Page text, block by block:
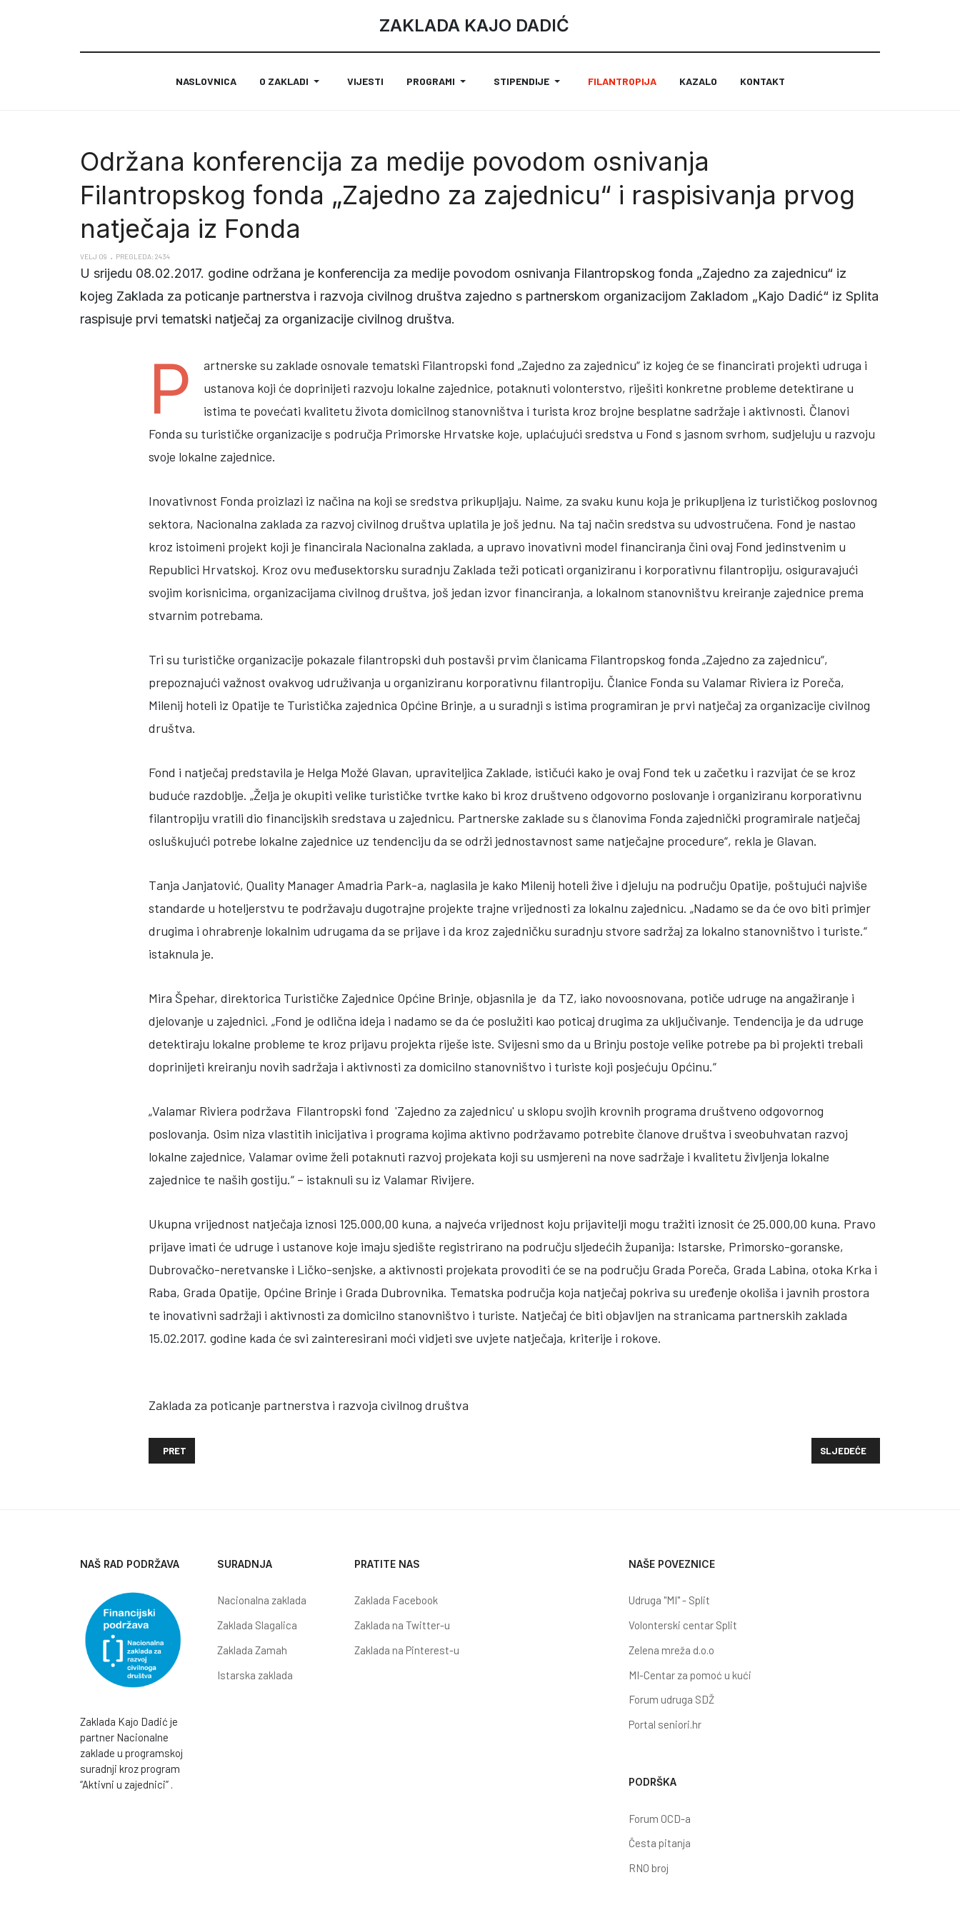
ZAKLADA KAJO DADIĆ
NASLOVNICA O ZAKLADI VIJESTI PROGRAMI STIPENDIJE FILANTROPIJA KAZALO KONTAKT
Održana konferencija za medije povodom osnivanja
Filantropskog fonda „Zajedno za zajednicu“ i raspisivanja prvog
natječaja iz Fonda
VELJ 09 PREGLEDA: 2434
U srijedu 08.02.2017. godine održana je konferencija za medije povodom osnivanja Filantropskog fonda „Zajedno za zajednicu“ iz
kojeg Zaklada za poticanje partnerstva i razvoja civilnog društva zajedno s partnerskom organizacijom Zakladom „Kajo Dadić“ iz Splita
raspisuje prvi tematski natječaj za organizacije civilnog društva.
P
artnerske su zaklade osnovale tematski Filantropski fond „Zajedno za zajednicu“ iz kojeg će se financirati projekti udruga i
ustanova koji će doprinijeti razvoju lokalne zajednice, potaknuti volonterstvo, riješiti konkretne probleme detektirane u
istima te povećati kvalitetu života domicilnog stanovništva i turista kroz brojne besplatne sadržaje i aktivnosti. Članovi
Fonda su turističke organizacije s područja Primorske Hrvatske koje, uplaćujući sredstva u Fond s jasnom svrhom, sudjeluju u razvoju
svoje lokalne zajednice.
Inovativnost Fonda proizlazi iz načina na koji se sredstva prikupljaju. Naime, za svaku kunu koja je prikupljena iz turističkog poslovnog
sektora, Nacionalna zaklada za razvoj civilnog društva uplatila je još jednu. Na taj način sredstva su udvostručena. Fond je nastao
kroz istoimeni projekt koji je financirala Nacionalna zaklada, a upravo inovativni model financiranja čini ovaj Fond jedinstvenim u
Republici Hrvatskoj. Kroz ovu međusektorsku suradnju Zaklada teži poticati organiziranu i korporativnu filantropiju, osiguravajući
svojim korisnicima, organizacijama civilnog društva, još jedan izvor financiranja, a lokalnom stanovništvu kreiranje zajednice prema
stvarnim potrebama.
Tri su turističke organizacije pokazale filantropski duh postavši prvim članicama Filantropskog fonda „Zajedno za zajednicu“,
prepoznajući važnost ovakvog udruživanja u organiziranu korporativnu filantropiju. Članice Fonda su Valamar Riviera iz Poreča,
Milenij hoteli iz Opatije te Turistička zajednica Općine Brinje, a u suradnji s istima programiran je prvi natječaj za organizacije civilnog
društva.
Fond i natječaj predstavila je Helga Možé Glavan, upraviteljica Zaklade, ističući kako je ovaj Fond tek u začetku i razvijat će se kroz
buduće razdoblje. „Želja je okupiti velike turističke tvrtke kako bi kroz društveno odgovorno poslovanje i organiziranu korporativnu
filantropiju vratili dio financijskih sredstava u zajednicu. Partnerske zaklade su s članovima Fonda zajednički programirale natječaj
osluškujući potrebe lokalne zajednice uz tendenciju da se održi jednostavnost same natječajne procedure“, rekla je Glavan.
Tanja Janjatović, Quality Manager Amadria Park-a, naglasila je kako Milenij hoteli žive i djeluju na području Opatije, poštujući najviše
standarde u hoteljerstvu te podržavaju dugotrajne projekte trajne vrijednosti za lokalnu zajednicu. „Nadamo se da će ovo biti primjer
drugima i ohrabrenje lokalnim udrugama da se prijave i da kroz zajedničku suradnju stvore sadržaj za lokalno stanovništvo i turiste.“
istaknula je.
Mira Špehar, direktorica Turističke Zajednice Općine Brinje, objasnila je da TZ, iako novoosnovana, potiče udruge na angažiranje i
djelovanje u zajednici. „Fond je odlična ideja i nadamo se da će poslužiti kao poticaj drugima za uključivanje. Tendencija je da udruge
detektiraju lokalne probleme te kroz prijavu projekta riješe iste. Svijesni smo da u Brinju postoje velike potrebe pa bi projekti trebali
doprinijeti kreiranju novih sadržaja i aktivnosti za domicilno stanovništvo i turiste koji posjećuju Općinu.“
„Valamar Riviera podržava Filantropski fond 'Zajedno za zajednicu' u sklopu svojih krovnih programa društveno odgovornog
poslovanja. Osim niza vlastitih inicijativa i programa kojima aktivno podržavamo potrebite članove društva i sveobuhvatan razvoj
lokalne zajednice, Valamar ovime želi potaknuti razvoj projekata koji su usmjereni na nove sadržaje i kvalitetu življenja lokalne
zajednice te naših gostiju.“ – istaknuli su iz Valamar Rivijere.
Ukupna vrijednost natječaja iznosi 125.000,00 kuna, a najveća vrijednost koju prijavitelji mogu tražiti iznosit će 25.000,00 kuna. Pravo
prijave imati će udruge i ustanove koje imaju sjedište registrirano na području sljedećih županija: Istarske, Primorsko-goranske,
Dubrovačko-neretvanske i Ličko-senjske, a aktivnosti projekata provoditi će se na području Grada Poreča, Grada Labina, otoka Krka i
Raba, Grada Opatije, Općine Brinje i Grada Dubrovnika. Tematska područja koja natječaj pokriva su uređenje okoliša i javnih prostora
te inovativni sadržaji i aktivnosti za domicilno stanovništvo i turiste. Natječaj će biti objavljen na stranicama partnerskih zaklada
15.02.2017. godine kada će svi zainteresirani moći vidjeti sve uvjete natječaja, kriterije i rokove.
Zaklada za poticanje partnerstva i razvoja civilnog društva
PRETHODNI ČLANAK: POZIV NA KONFERENCIJU I SAJAM VOLONTIRANJA "KORPORATIVNO VOLONTIRANJE"
PRET SLJEDEĆI ČLANAK: PBZ
SLJEDEĆE
NAŠ RAD PODRŽAVA
Zaklada Kajo Dadić je
partner Nacionalne
zaklade u programskoj
suradnji kroz program
“Aktivni u zajednici” .
SURADNJA
Nacionalna zaklada
Zaklada Slagalica
Zaklada Zamah
Istarska zaklada
PRATITE NAS
Zaklada Facebook
Zaklada na Twitter-u
Zaklada na Pinterest-u
NAŠE POVEZNICE
Udruga "MI" - Split
Volonterski centar Split
Zelena mreža d.o.o
MI-Centar za pomoć u kući
Forum udruga SDŽ
Portal seniori.hr
PODRŠKA
Forum OCD-a
Česta pitanja
RNO broj